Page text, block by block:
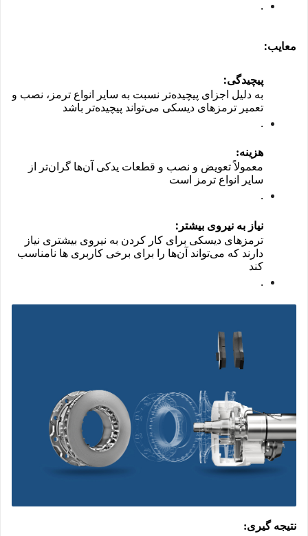
.
معایب:
پیچیدگی:
به دلیل اجزای پیچیده‌تر نسبت به سایر انواع ترمز، نصب و
تعمیر ترمزهای دیسکی می‌تواند پیچیده‌تر باشد
.
هزینه:
معمولاً تعویض و نصب و قطعات یدکی آن‌ها گران‌تر از
سایر انواع ترمز است
.
نیاز به نیروی بیشتر :
ترمزهای دیسکی برای کار کردن به نیروی بیشتری نیاز
دارند که می‌تواند آن‌ها را برای برخی کاربری ها نامناسب
کند
.
نتیجه گیری: